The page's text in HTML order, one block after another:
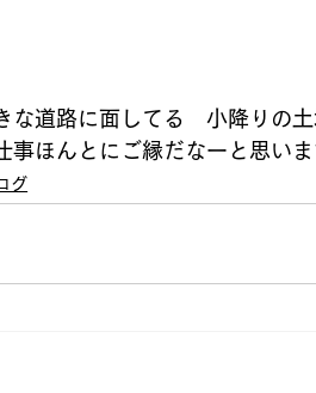
な道路に面してる　小降りの
事ほんとにご縁だなーと思いま
グ